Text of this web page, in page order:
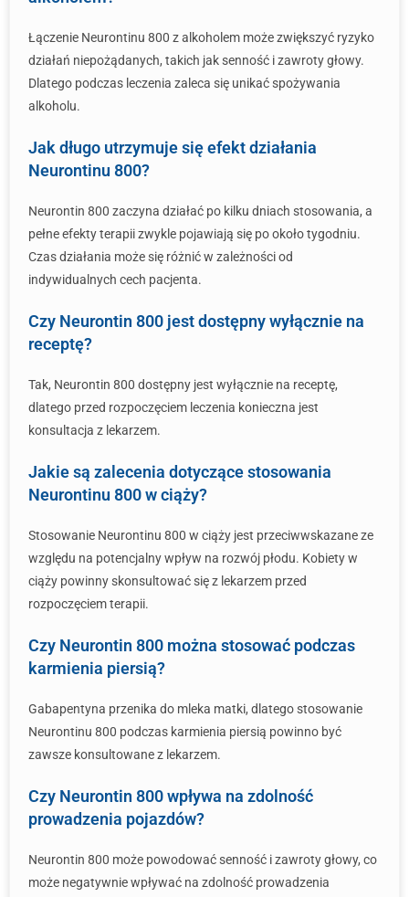
Łączenie Neurontinu 800 z alkoholem może zwiększyć ryzyko
działań niepożądanych, takich jak senność i zawroty głowy.
Dlatego podczas leczenia zaleca się unikać spożywania
alkoholu.
Jak długo utrzymuje się efekt działania
Neurontinu 800?
Neurontin 800 zaczyna działać po kilku dniach stosowania, a
pełne efekty terapii zwykle pojawiają się po około tygodniu.
Czas działania może się różnić w zależności od
indywidualnych cech pacjenta.
Czy Neurontin 800 jest dostępny wyłącznie na
receptę?
Tak, Neurontin 800 dostępny jest wyłącznie na receptę,
dlatego przed rozpoczęciem leczenia konieczna jest
konsultacja z lekarzem.
Jakie są zalecenia dotyczące stosowania
Neurontinu 800 w ciąży?
Stosowanie Neurontinu 800 w ciąży jest przeciwwskazane ze
względu na potencjalny wpływ na rozwój płodu. Kobiety w
ciąży powinny skonsultować się z lekarzem przed
rozpoczęciem terapii.
Czy Neurontin 800 można stosować podczas
karmienia piersią?
Gabapentyna przenika do mleka matki, dlatego stosowanie
Neurontinu 800 podczas karmienia piersią powinno być
zawsze konsultowane z lekarzem.
Czy Neurontin 800 wpływa na zdolność
prowadzenia pojazdów?
Neurontin 800 może powodować senność i zawroty głowy, co
może negatywnie wpływać na zdolność prowadzenia